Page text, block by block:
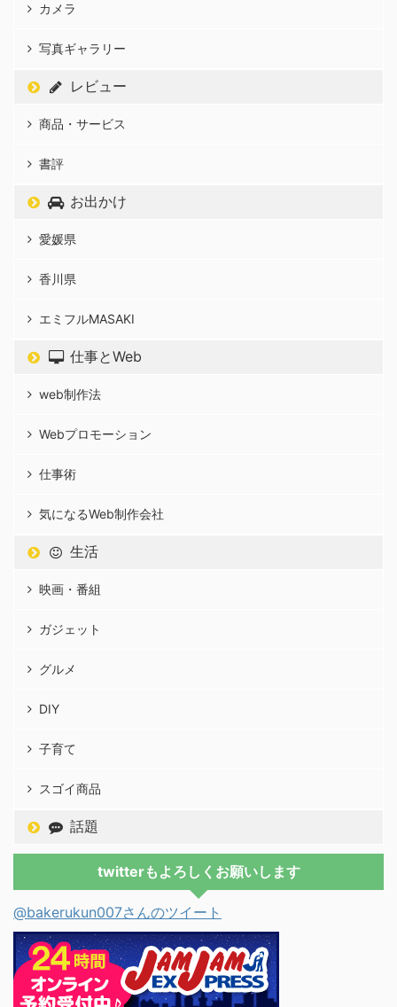
カメラ
写真ギャラリー
レビュー
商品・サービス
書評
お出かけ
愛媛県
香川県
エミフルMASAKI
仕事とWeb
web制作法
Webプロモーション
仕事術
気になるWeb制作会社
生活
映画・番組
ガジェット
グルメ
DIY
子育て
スゴイ商品
話題
twitterもよろしくお願いします
@bakerukun007さんのツイート